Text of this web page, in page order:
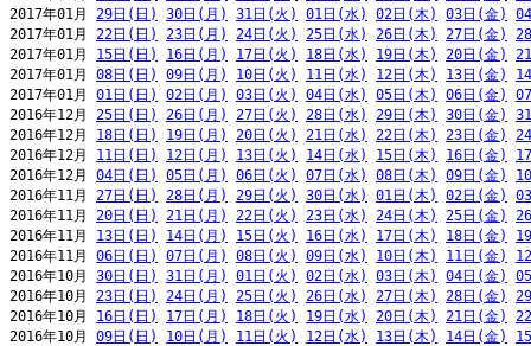
2017年01月 29日(日) 30日(月) 31日(火) 01日(水) 02日(木) 03日(金)
2017年01月 22日(日) 23日(月) 24日(火) 25日(水) 26日(木) 27日(金)
2017年01月 15日(日) 16日(月) 17日(火) 18日(水) 19日(木) 20日(金)
2017年01月 08日(日) 09日(月) 10日(火) 11日(水) 12日(木) 13日(金)
2017年01月 01日(日) 02日(月) 03日(火) 04日(水) 05日(木) 06日(金)
2016年12月 25日(日) 26日(月) 27日(火) 28日(水) 29日(木) 30日(金)
2016年12月 18日(日) 19日(月) 20日(火) 21日(水) 22日(木) 23日(金)
2016年12月 11日(日) 12日(月) 13日(火) 14日(水) 15日(木) 16日(金)
2016年12月 04日(日) 05日(月) 06日(火) 07日(水) 08日(木) 09日(金)
2016年11月 27日(日) 28日(月) 29日(火) 30日(水) 01日(木) 02日(金)
2016年11月 20日(日) 21日(月) 22日(火) 23日(水) 24日(木) 25日(金)
2016年11月 13日(日) 14日(月) 15日(火) 16日(水) 17日(木) 18日(金)
2016年11月 06日(日) 07日(月) 08日(火) 09日(水) 10日(木) 11日(金)
2016年10月 30日(日) 31日(月) 01日(火) 02日(水) 03日(木) 04日(金)
2016年10月 23日(日) 24日(月) 25日(火) 26日(水) 27日(木) 28日(金)
2016年10月 16日(日) 17日(月) 18日(火) 19日(水) 20日(木) 21日(金)
2016年10月 09日(日) 10日(月) 11日(火) 12日(水) 13日(木) 14日(金)